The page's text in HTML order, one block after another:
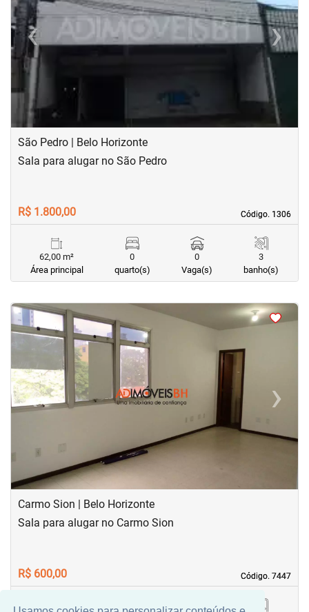
‹Previous ›Next
São Pedro | Belo Horizonte
Código. 1306
Código. 1306
Sala para alugar no São Pedro
R$ 1.800,00
62,00 m²
Área principal
0
quarto(s)
0
Vaga(s)
3
banho(s)
<<<<
‹Previous ›Next
Carmo Sion | Belo Horizonte
Código. 7447
Código. 7447
Sala para alugar no Carmo Sion
R$ 600,00